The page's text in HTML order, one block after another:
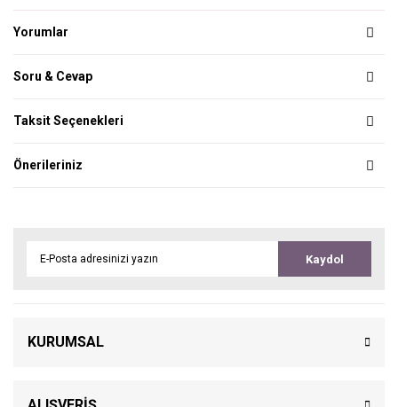
Yorumlar
Soru & Cevap
Taksit Seçenekleri
Önerileriniz
Kaydol
KURUMSAL